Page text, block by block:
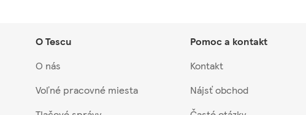
O Tescu
O nás
Voľné pracovné miesta
Pomoc a kontakt
Kontakt
Nájsť obchod